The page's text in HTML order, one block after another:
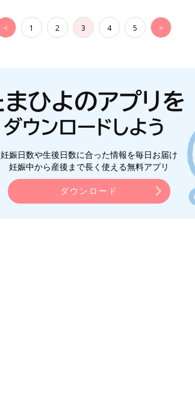
< 1 2 3 4 5 >
妊娠日数や生後日数に合った情報を毎日お届け
妊娠中から産後まで長く使える無料アプリ
ダウンロード